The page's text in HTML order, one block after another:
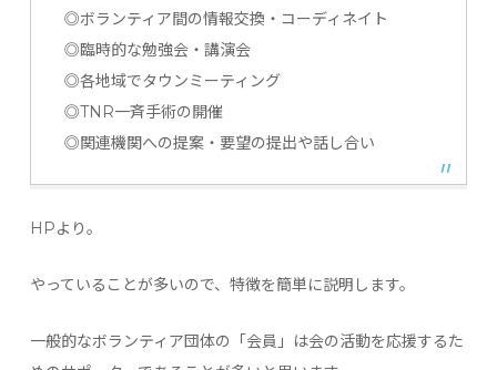
◎ボランティア間の情報交換・コーディネイト
◎臨時的な勉強会・講演会
◎各地域でタウンミーティング
◎TNR一斉手術の開催
◎関連機関への提案・要望の提出や話し合い
HPより。
やっていることが多いので、特徴を簡単に説明します。
一般的なボランティア団体の「会員」は会の活動を応援するた